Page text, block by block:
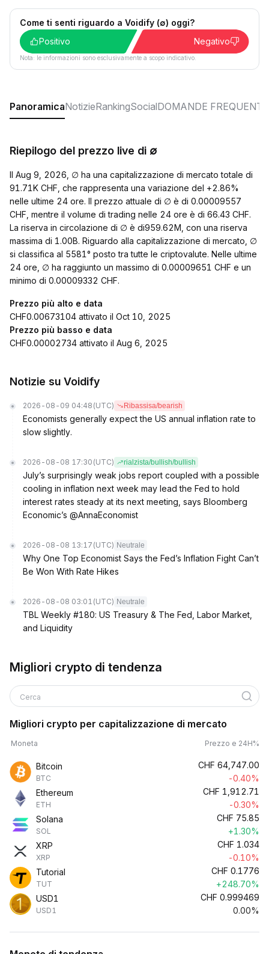
Come ti senti riguardo a Voidify (∅) oggi?
Positivo
Negativo
Nota: le informazioni sono esclusivamente a scopo indicativo.
PanoramicaNotizieRankingSocialDOMANDE FREQUENTI
Riepilogo del prezzo live di ∅
Il Aug 9, 2026, ∅ ha una capitalizzazione di mercato totale di
91.71K CHF, che rappresenta una variazione del +2.86%
nelle ultime 24 ore. Il prezzo attuale di ∅ è di 0.00009557
CHF, mentre il volume di trading nelle 24 ore è di 66.43 CHF.
La riserva in circolazione di ∅ è di959.62M, con una riserva
massima di 1.00B. Riguardo alla capitalizzazione di mercato, ∅
si classifica al 5581° posto tra tutte le criptovalute. Nelle ultime
24 ore, ∅ ha raggiunto un massimo di 0.00009651 CHF e un
minimo di 0.00009332 CHF.
Prezzo più alto e data
CHF0.00673104 attivato il Oct 10, 2025
Prezzo più basso e data
CHF0.00002734 attivato il Aug 6, 2025
Notizie su Voidify
2026-08-09 04:48 (UTC) Ribassisa/bearish
Economists generally expect the US annual inflation rate to
slow slightly.
2026-08-08 17:30 (UTC) rialzista/bullish/bullish
July’s surprisingly weak jobs report coupled with a possible
cooling in inflation next week may lead the Fed to hold
interest rates steady at its next meeting, says Bloomberg
Economic’s @AnnaEconomist
2026-08-08 13:17 (UTC) Neutrale
Why One Top Economist Says the Fed’s Inflation Fight Can’t
Be Won With Rate Hikes
2026-08-08 03:01 (UTC) Neutrale
TBL Weekly #180: US Treasury & The Fed, Labor Market,
and Liquidity
Migliori crypto di tendenza
Cerca
Migliori crypto per capitalizzazione di mercato
Moneta Prezzo e 24H%
Bitcoin
BTC
CHF 64,747.00
-0.40%
Ethereum
ETH
CHF 1,912.71
-0.30%
Solana
SOL
CHF 75.85
+1.30%
XRP
XRP
CHF 1.034
-0.10%
Tutorial
TUT
CHF 0.1776
+248.70%
USD1
USD1
CHF 0.999469
0.00%